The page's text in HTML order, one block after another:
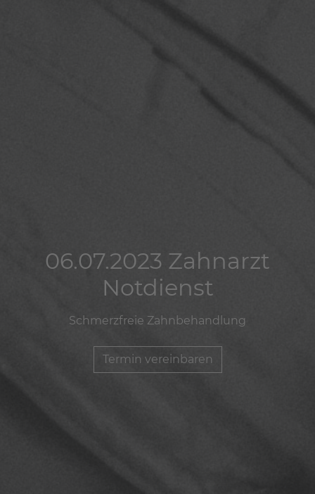
06.07.2023 Zahnarzt
Notdienst
Schmerzfreie Zahnbehandlung
Termin vereinbaren
06.07.2023 Zahnarzt
Notdienst
Schmerzfreie Zahnbehandlung
Termin vereinbaren
06.07.2023 Zahnarzt
Notdienst
Schmerzfreie Zahnbehandlung
Termin vereinbaren